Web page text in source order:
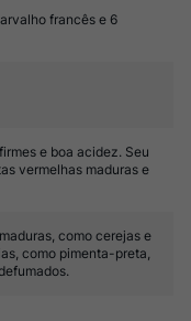
francês e 6
e boa acidez. Seu
vermelhas maduras e
como cerejas e
como pimenta-preta,